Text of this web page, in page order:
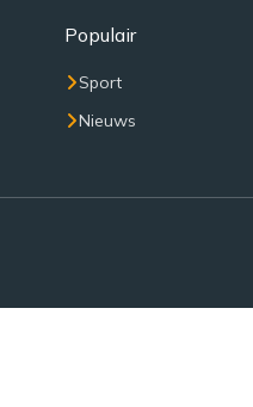
Populair
Sport
Nieuws